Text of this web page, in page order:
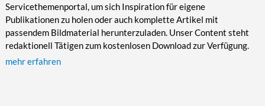
Servicethemenportal, um sich Inspiration für eigene
Publikationen zu holen oder auch komplette Artikel mit
passendem Bildmaterial herunterzuladen. Unser Content steht
redaktionell Tätigen zum kostenlosen Download zur Verfügung.
mehr erfahren